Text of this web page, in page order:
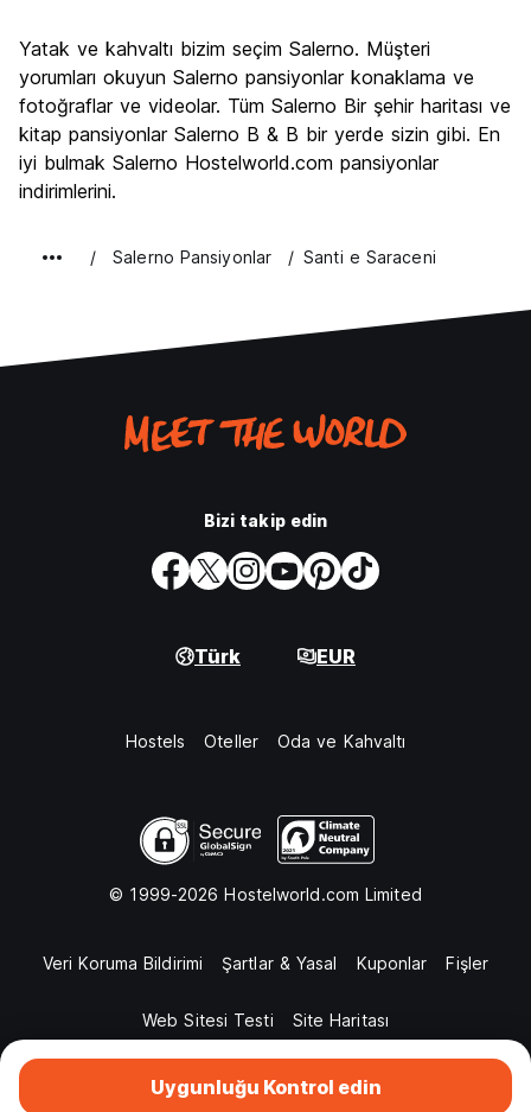
Uygunluğu Kontrol edin
Kültür
7.5
Gece hayatı
7.2
Ekonomik
8.1
Yatak ve kahvaltı bizim seçim Salerno. Müşteri
yorumları okuyun Salerno pansiyonlar konaklama ve
fotoğraflar ve videolar. Tüm Salerno Bir şehir haritası ve
kitap pansiyonlar Salerno B & B bir yerde sizin gibi. En
iyi bulmak Salerno Hostelworld.com pansiyonlar
indirimlerini.
Salerno Pansiyonlar Santi e Saraceni
Bizi takip edin
Türk EUR
Hostels Oteller Oda ve Kahvaltı
© 1999-2026 Hostelworld.com Limited
Veri Koruma Bildirimi Şartlar & Yasal Kuponlar Fişler
Web Sitesi Testi Site Haritası